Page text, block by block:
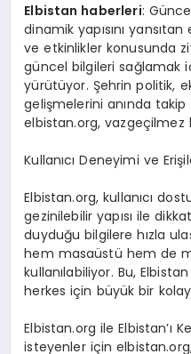
Elbistan haberleri:
dinamik yapısını
ve etkinlikler konusunda
güncel bilgileri sağlamak
yürütüyor. Şehrin politik,
gelişmelerini anında
elbistan.org, vazgeçilmez
Kullanıcı Deneyimi ve
Elbistan.org, kullanıcı
gezinilebilir yapısı ile
duyduğu bilgilere hızla
hem masaüstü hem de
kullanılabiliyor. Bu,
herkes için büyük bir
Elbistan.org ile Elbistan’ı
isteyenler için